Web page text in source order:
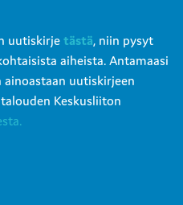
uutiskirje tästä, niin pysyt
aiheista. Antamaasi
uutiskirjeen
Keskusliiton